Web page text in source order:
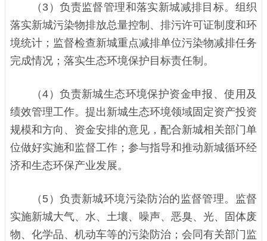
（3）负责监督管理和落实新城减排目标。组织
落实新城污染物排放总量控制、排污许可证制度和环
境统计；监督检查新城重点减排单位污染物减排任务
完成情况；落实生态环境保护目标责任制。
（4）负责新城生态环境保护资金申报、使用及
绩效管理工作。提出新城生态环境领域固定资产投资
规模和方向、资金安排的意见，配合新城相关部门单
位做好实施和监督工作；参与指导和推动新城循环经
济和生态环保产业发展。
（5）负责新城环境污染防治的监督管理。监督
实施新城大气、水、土壤、噪声、恶臭、光、固体废
物、化学品、机动车等的污染防治；会同有关部门监